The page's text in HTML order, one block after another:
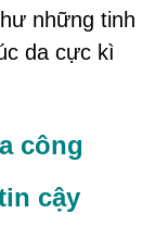
những tinh
da cực kì
công
cậy